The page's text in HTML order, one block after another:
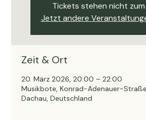
Tickets stehen nicht
Jetzt andere
Zeit & Ort
20. März 2026, 20:00 – 22:00
Musikbote, Konrad-Adenauer-Straße
Dachau, Deutschland